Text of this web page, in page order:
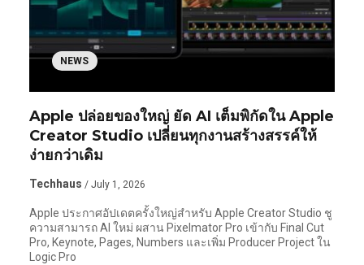
NEWS
Apple ปล่อยของใหญ่ ยัด AI เต็มพิกัดใน Apple
Creator Studio เปลี่ยนทุกงานสร้างสรรค์ให้
ง่ายกว่าเดิม
Techhaus / July 1, 2026
Apple ประกาศอัปเดตครั้งใหญ่สำหรับ Apple Creator Studio ชู
ความสามารถ AI ใหม่ ผสาน Pixelmator Pro เข้ากับ Final Cut
Pro, Keynote, Pages, Numbers และเพิ่ม Producer Project ใน
Logic Pro